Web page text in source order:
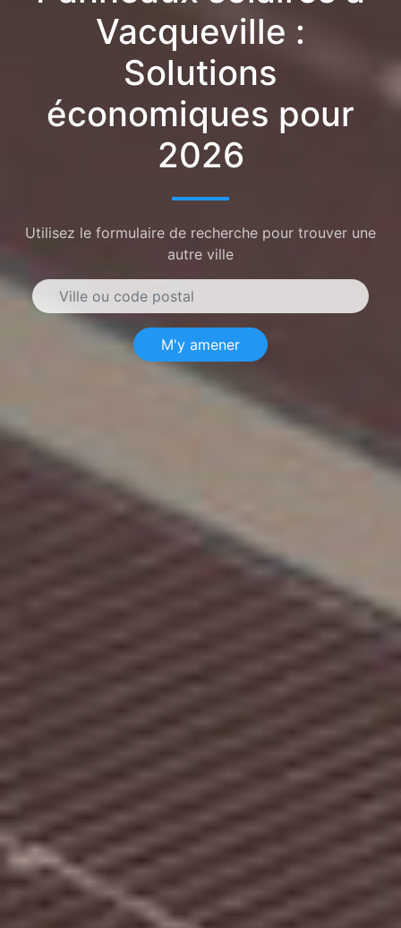
Vacqueville :
Solutions
économiques pour
2026
Utilisez le formulaire de recherche pour trouver une
autre ville
M'y amener